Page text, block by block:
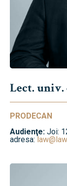
Lect. univ.
PRODECAN
Audienţe: Joi:
adresa: